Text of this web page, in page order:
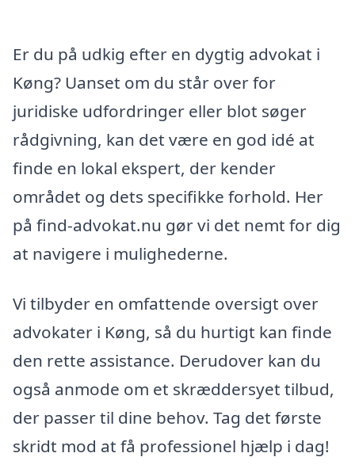
Er du på udkig efter en dygtig advokat i
Køng? Uanset om du står over for
juridiske udfordringer eller blot søger
rådgivning, kan det være en god idé at
finde en lokal ekspert, der kender
området og dets specifikke forhold. Her
på find-advokat.nu gør vi det nemt for dig
at navigere i mulighederne.
Vi tilbyder en omfattende oversigt over
advokater i Køng, så du hurtigt kan finde
den rette assistance. Derudover kan du
også anmode om et skræddersyet tilbud,
der passer til dine behov. Tag det første
skridt mod at få professionel hjælp i dag!